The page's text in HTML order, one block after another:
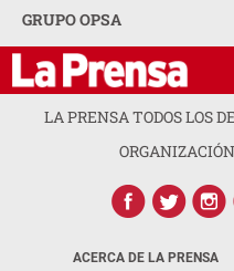
GRUPO OPSA
LA PRENSA TODOS LOS
ACERCA DE LA PRENSA